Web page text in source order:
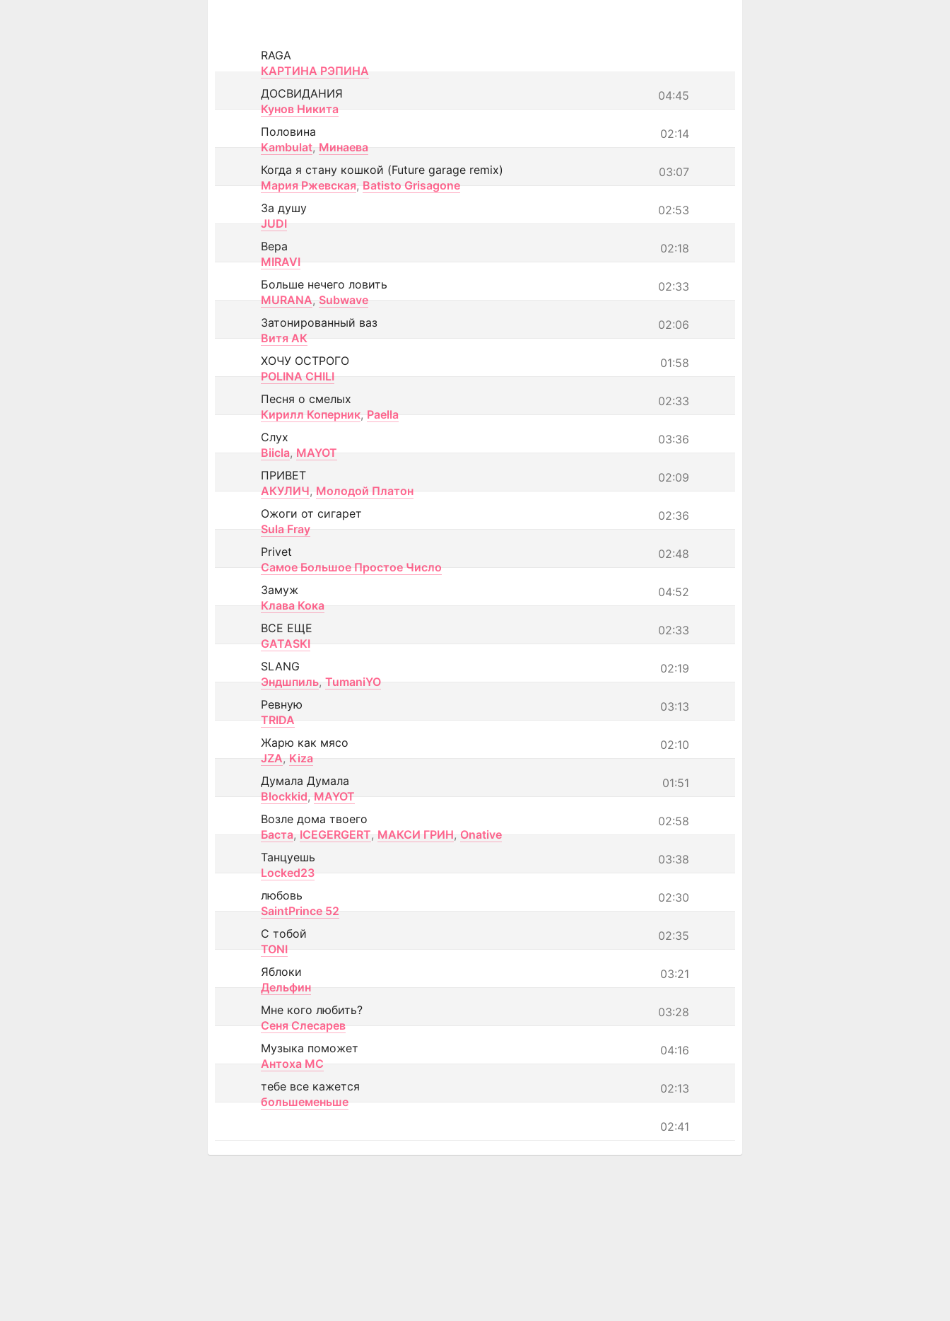
RAGA
КАРТИНА РЭПИНА
04:45
ДОСВИДАНИЯ
Кунов Никита
02:14
Половина
Kambulat, Минаева
03:07
Когда я стану кошкой (Future garage remix)
Мария Ржевская, Batisto Grisagone
02:53
За душу
JUDI
02:18
Вера
MIRAVI
02:33
Больше нечего ловить
MURANA, Subwave
02:06
Затонированный ваз
Витя АК
01:58
ХОЧУ ОСТРОГО
POLINA CHILI
02:33
Песня о смелых
Кирилл Коперник, Paella
03:36
Слух
Biicla, MAYOT
02:09
ПРИВЕТ
АКУЛИЧ, Молодой Платон
02:36
Ожоги от сигарет
Sula Fray
02:48
Privet
Самое Большое Простое Число
04:52
Замуж
Клава Кока
02:33
ВСЕ ЕЩЕ
GATASKI
02:19
SLANG
Эндшпиль, TumaniYO
03:13
Ревную
TRIDA
02:10
Жарю как мясо
JZA, Kiza
01:51
Думала Думала
Blockkid, MAYOT
02:58
Возле дома твоего
Баста, ICEGERGERT, МАКСИ ГРИН, Onative
03:38
Танцуешь
Locked23
02:30
любовь
SaintPrince 52
02:35
С тобой
TONI
03:21
Яблоки
Дельфин
03:28
Мне кого любить?
Сеня Слесарев
04:16
Музыка поможет
Антоха МС
02:13
тебе все кажется
большеменьше
02:41